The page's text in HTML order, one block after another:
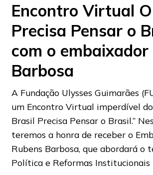
Encontro Virtual
Precisa Pensar o
com o embaixador
Barbosa
A Fundação Ulysses Guimarães
um Encontro Virtual imperdível
Brasil Precisa Pensar o Brasil.”
teremos a honra de receber o
Rubens Barbosa, que abordará o
Política e Reformas Institucionais